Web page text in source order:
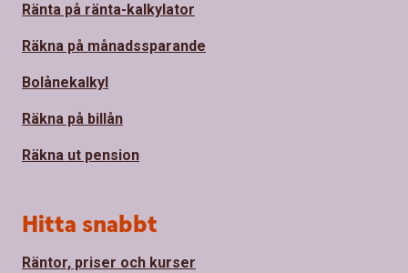
Ränta på ränta-kalkylator
Räkna på månadssparande
Bolånekalkyl
Räkna på billån
Räkna ut pension
Hitta snabbt
Räntor, priser och kurser